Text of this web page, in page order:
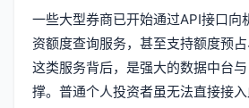
一些大型券商已开始通过API接口向
资额度查询服务，甚至支持额度预占
这类服务背后，是强大的数据中台
撑。普通个人投资者虽无法直接接